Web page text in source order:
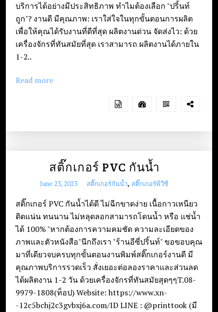
บริการได้อย่างมีประสิทธิภาพ ทำไมต้องเลือก "ปริ้นท์
ถูก"? งานดี มีคุณภาพ: เราใส่ใจในทุกขั้นตอนการผลิต
เพื่อให้คุณได้รับงานที่ดีที่สุด ผลิตงานด่วน จัดส่งไว: ด้วย
เครื่องจักรที่ทันสมัยที่สุด เราสามารถ ผลิตงานได้ภายใน
1-2..
Read more
สติ๊กเกอร์ PVC กันน้ำ
June 23, 2023 สติ๊กเกอร์กันน้ำ, สติ๊กเกอร์พีวีซี
สติ๊กเกอร์ PVC กันน้ำได้ดี ไม่ฉีกขาดง่าย เนื้อกาวเหนียว
ติดแน่น ทนนาน ไม่หลุดลอกสามารถโดนน้ำ หรือ แช่น้ำ
ได้ 100% "หากต้องการความคมชัด ความละเอียดของ
ภาพและตัวหนังสือ"นึกถึงเรา "ร้านอีซี่ปริ้นท์" ขอขอบคุณ
มาที่เดียวจบครบทุกขั้นตอนงานพิมพ์สติ๊กเกอร์งานดี มี
คุณภาพบริการรวดเร็ว สั่งเยอะต่อลองราคาและส่วนลด
ได้ผลิตงาน 1-2 วัน ด้วยเครื่องจักรที่ทันสมัยสุดๆๆT.08-
9979-1808(ท็อป) Website: https://www.xn-
-12c5bchj2c3gvbxj6a.com/ID LINE : @printtook (มี